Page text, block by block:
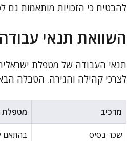
להבטיח כי הזכויות מותאמות
השוואת תנאי
תנאי העבודה של מטפלת
לצרכי קהילה והגירה. הטבלה
מרכיב מטפלת
שכר בסיס בהתאם